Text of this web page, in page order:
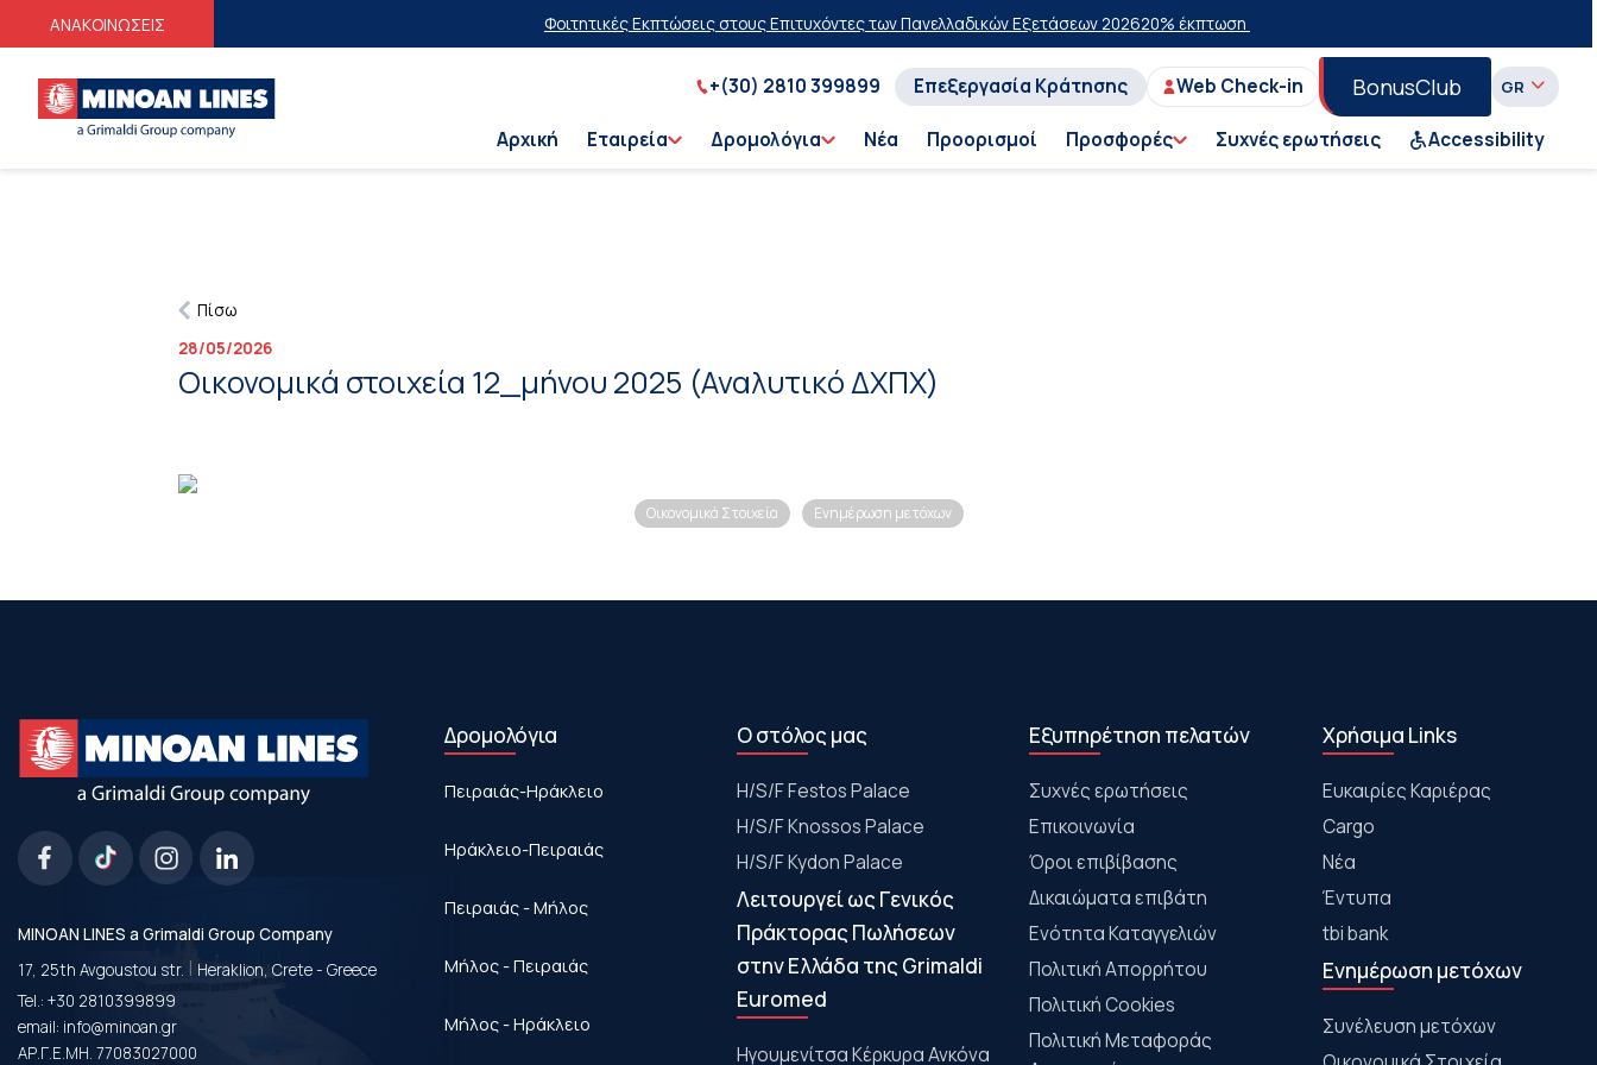
ΑΝΑΚΟΙΝΩΣΕΙΣ Φοιτητικές Εκπτώσεις στους Επιτυχόντες των Πανελλαδικών Εξετάσεων 202620% έκπτωση στην οικονομική θέση σε επιλεγμένα
+(30) 2810 399899 Επεξεργασία Κράτησης Web Check-in BonusClub
Αρχική Εταιρεία Δρομολόγια Νέα Προορισμοί Προσφορές Συχνές ερωτήσεις Accessibility
Πίσω
28/05/2026
Οικονομικά στοιχεία 12_μήνου 2025 (Αναλυτικό ΔΧΠΧ)
Οικονομικά Στοιχεία Ενημέρωση μετόχων
MINOAN LINES a Grimaldi Group Company
17, 25th Avgoustou str. | Heraklion, Crete - Greece
Tel.: +30 2810399899
email: info@minoan.gr
ΑΡ.Γ.Ε.ΜΗ. 77083027000
Δρομολόγια
Πειραιάς-Ηράκλειο
Ηράκλειο-Πειραιάς
Πειραιάς - Μήλος
Μήλος - Πειραιάς
Μήλος - Ηράκλειο
Ο στόλος μας
Η/S/F Festos Palace
H/S/F Knossos Palace
H/S/F Kydon Palace
Λειτουργεί ως Γενικός
Πράκτορας Πωλήσεων
στην Ελλάδα της Grimaldi
Euromed
Ηγουμενίτσα Κέρκυρα Ανκόνα
Εξυπηρέτηση πελατών
Συχνές ερωτήσεις
Επικοινωνία
Όροι επιβίβασης
Δικαιώματα επιβάτη
Ενότητα Καταγγελιών
Πολιτική Απορρήτου
Πολιτική Cookies
Πολιτική Μεταφοράς
Χρήσιμα Links
Ευκαιρίες Καριέρας
Cargo
Νέα
Έντυπα
tbi bank
Ενημέρωση μετόχων
Συνέλευση μετόχων